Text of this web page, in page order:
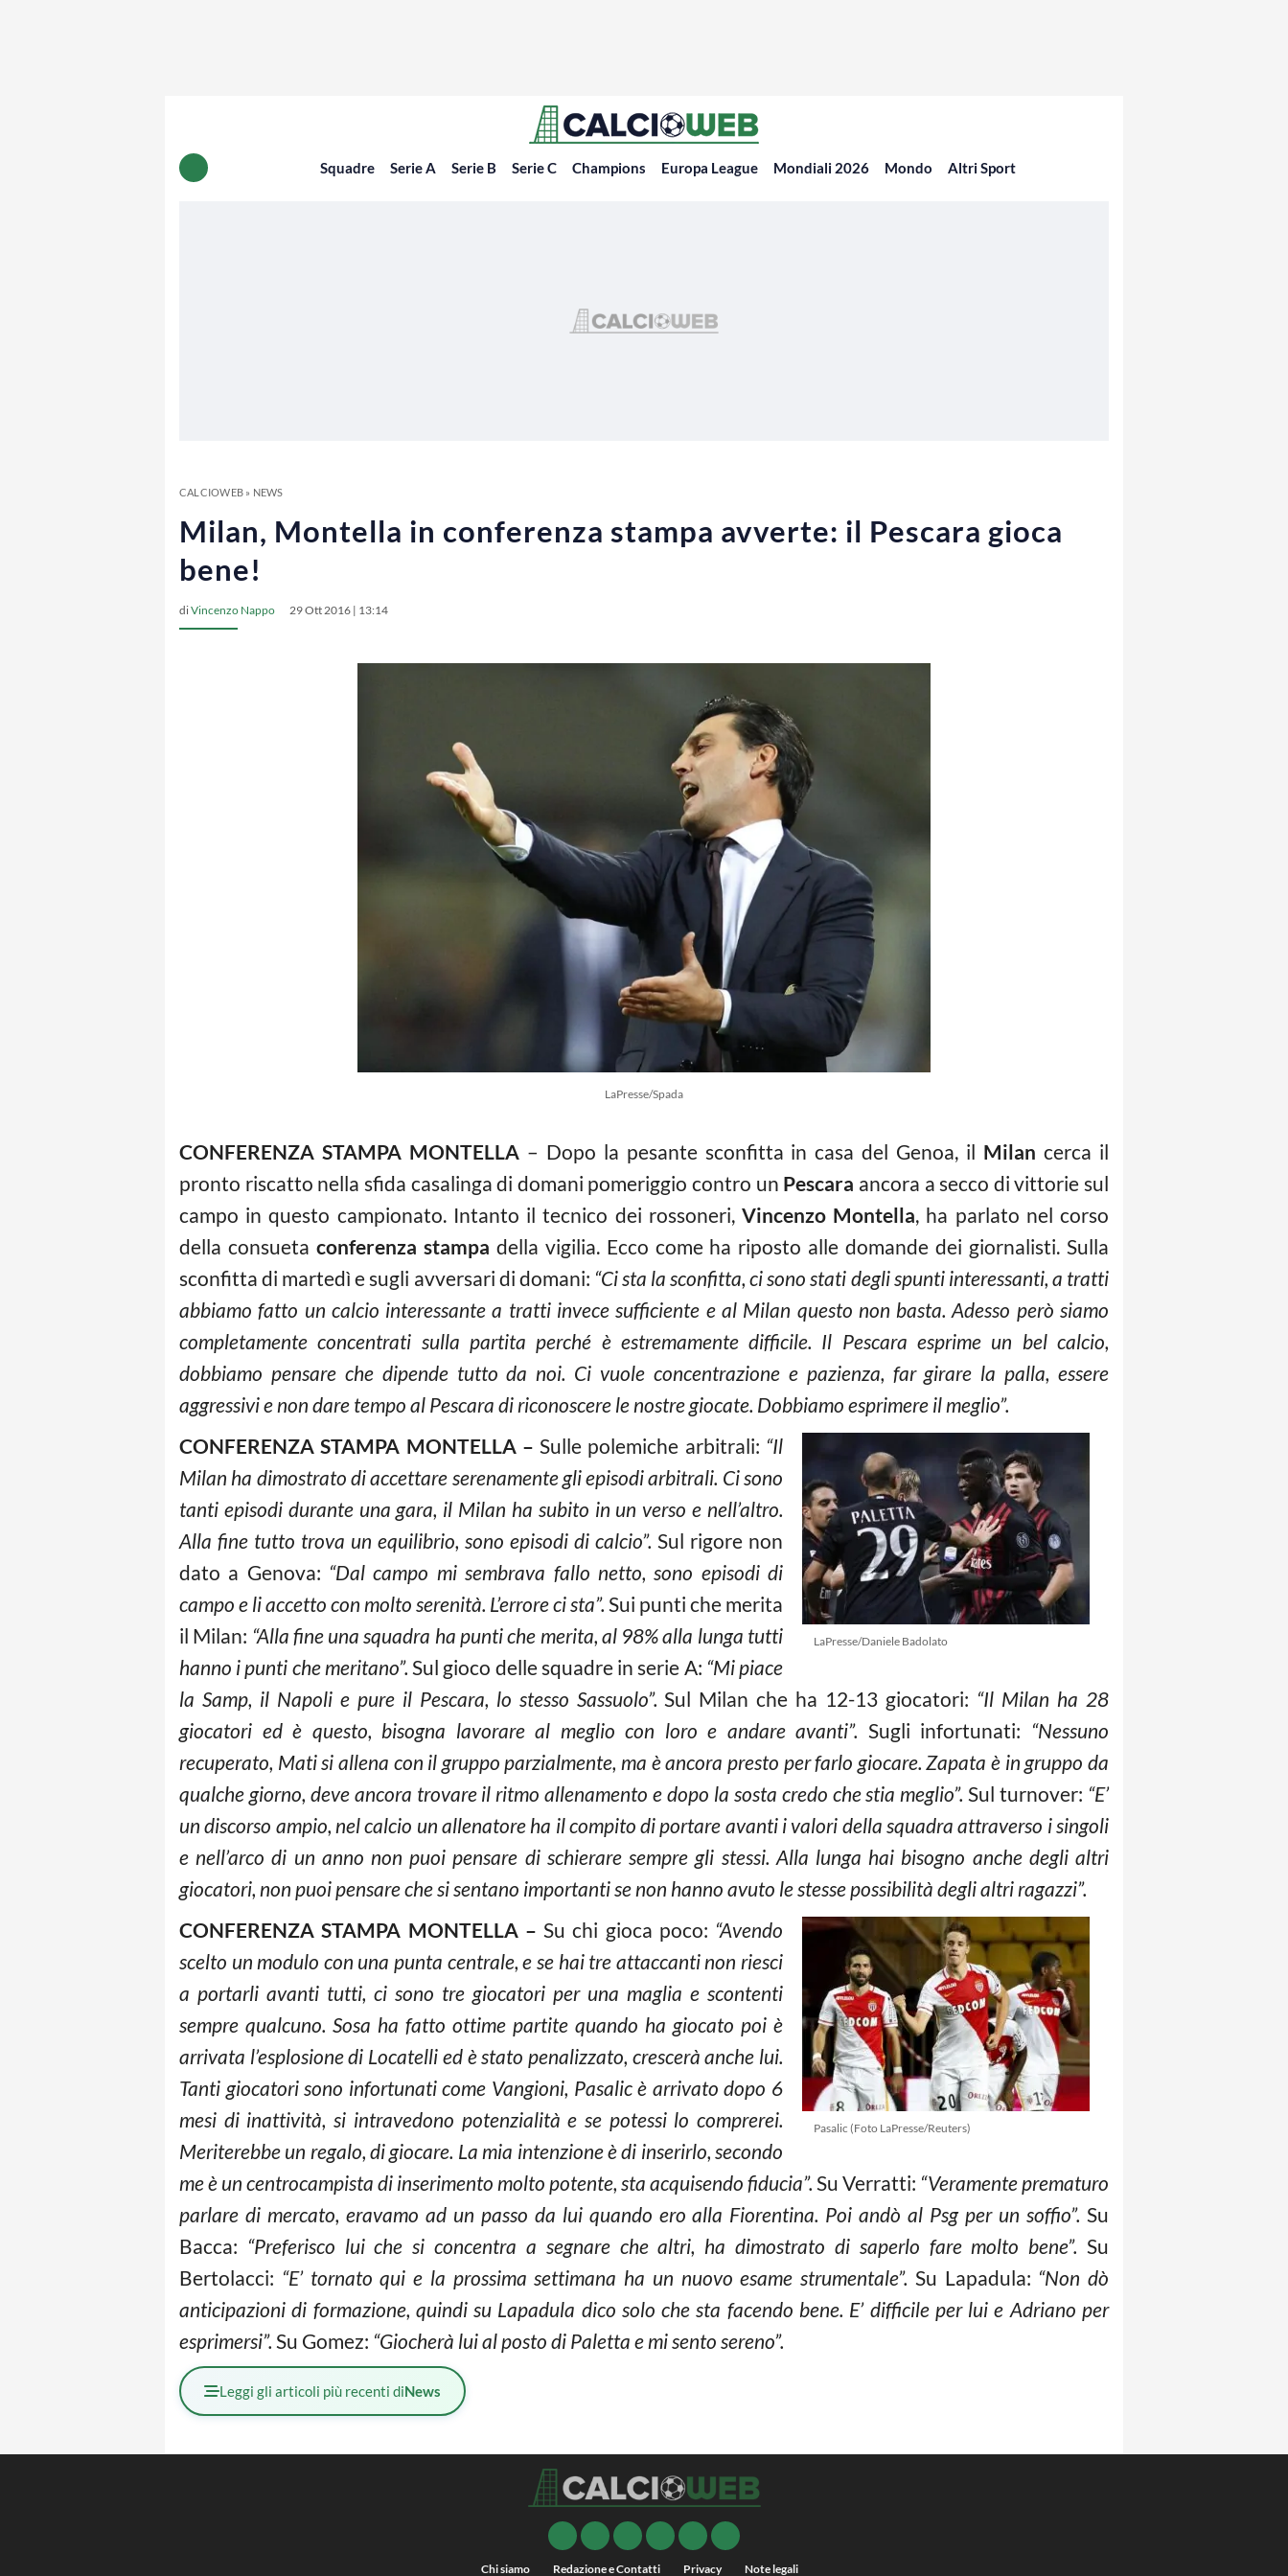
Squadre Serie A Serie B Serie C Champions Europa League Mondiali 2026 Mondo Altri Sport
CALCIOWEB» NEWS
Milan, Montella in conferenza stampa avverte: il Pescara gioca
bene!
diVincenzo Nappo 29 Ott 2016 | 13:14
LaPresse/Spada
CONFERENZA STAMPA MONTELLA– Dopo la pesante sconfitta in casa del Genoa, il Milan cerca il
pronto riscatto nella sfida casalinga di domani pomeriggio contro un Pescara ancora a secco di vittorie sul
campo in questo campionato. Intanto il tecnico dei rossoneri, Vincenzo Montella, ha parlato nel corso
della consueta conferenza stampa della vigilia. Ecco come ha riposto alle domande dei giornalisti. Sulla
sconfitta di martedì e sugli avversari di domani: “Ci sta la sconfitta, ci sono stati degli spunti interessanti, a tratti
abbiamo fatto un calcio interessante a tratti invece sufficiente e al Milan questo non basta. Adesso però siamo
completamente concentrati sulla partita perché è estremamente difficile. Il Pescara esprime un bel calcio,
dobbiamo pensare che dipende tutto da noi. Ci vuole concentrazione e pazienza, far girare la palla, essere
aggressivi e non dare tempo al Pescara di riconoscere le nostre giocate. Dobbiamo esprimere il meglio”.
LaPresse/Daniele Badolato
CONFERENZA STAMPA MONTELLA –Sulle polemiche arbitrali: “Il
Milan ha dimostrato di accettare serenamente gli episodi arbitrali. Ci sono
tanti episodi durante una gara, il Milan ha subito in un verso e nell’altro.
Alla fine tutto trova un equilibrio, sono episodi di calcio”. Sul rigore non
dato a Genova: “Dal campo mi sembrava fallo netto, sono episodi di
campo e li accetto con molto serenità. L’errore ci sta”. Sui punti che merita
il Milan: “Alla fine una squadra ha punti che merita, al 98% alla lunga tutti
hanno i punti che meritano”. Sul gioco delle squadre in serie A: “Mi piace
la Samp, il Napoli e pure il Pescara, lo stesso Sassuolo”. Sul Milan che ha 12-13 giocatori: “Il Milan ha 28
giocatori ed è questo, bisogna lavorare al meglio con loro e andare avanti”. Sugli infortunati: “Nessuno
recuperato, Mati si allena con il gruppo parzialmente, ma è ancora presto per farlo giocare. Zapata è in gruppo da
qualche giorno, deve ancora trovare il ritmo allenamento e dopo la sosta credo che stia meglio”. Sul turnover: “E’
un discorso ampio, nel calcio un allenatore ha il compito di portare avanti i valori della squadra attraverso i singoli
e nell’arco di un anno non puoi pensare di schierare sempre gli stessi. Alla lunga hai bisogno anche degli altri
giocatori, non puoi pensare che si sentano importanti se non hanno avuto le stesse possibilità degli altri ragazzi”.
Pasalic (Foto LaPresse/Reuters)
CONFERENZA STAMPA MONTELLA – Su chi gioca poco: “Avendo
scelto un modulo con una punta centrale, e se hai tre attaccanti non riesci
a portarli avanti tutti, ci sono tre giocatori per una maglia e scontenti
sempre qualcuno. Sosa ha fatto ottime partite quando ha giocato poi è
arrivata l’esplosione di Locatelli ed è stato penalizzato, crescerà anche lui.
Tanti giocatori sono infortunati come Vangioni, Pasalic è arrivato dopo 6
mesi di inattività, si intravedono potenzialità e se potessi lo comprerei.
Meriterebbe un regalo, di giocare. La mia intenzione è di inserirlo, secondo
me è un centrocampista di inserimento molto potente, sta acquisendo fiducia”. Su Verratti: “Veramente prematuro
parlare di mercato, eravamo ad un passo da lui quando ero alla Fiorentina. Poi andò al Psg per un soffio”. Su
Bacca: “Preferisco lui che si concentra a segnare che altri, ha dimostrato di saperlo fare molto bene”. Su
Bertolacci: “E’ tornato qui e la prossima settimana ha un nuovo esame strumentale”. Su Lapadula: “Non dò
anticipazioni di formazione, quindi su Lapadula dico solo che sta facendo bene. E’ difficile per lui e Adriano per
esprimersi”. Su Gomez: “Giocherà lui al posto di Paletta e mi sento sereno”.
Leggi gli articoli più recenti diNews
Chi siamo Redazione e Contatti Privacy Note legali